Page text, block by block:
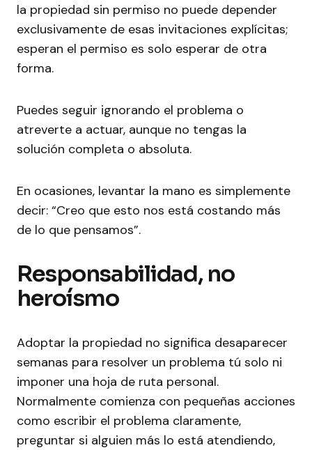
la propiedad sin permiso no puede depender
exclusivamente de esas invitaciones explícitas;
esperan el permiso es solo esperar de otra
forma.
Puedes seguir ignorando el problema o
atreverte a actuar, aunque no tengas la
solución completa o absoluta.
En ocasiones, levantar la mano es simplemente
decir: “Creo que esto nos está costando más
de lo que pensamos”.
Responsabilidad, no
heroísmo
Adoptar la propiedad no significa desaparecer
semanas para resolver un problema tú solo ni
imponer una hoja de ruta personal.
Normalmente comienza con pequeñas acciones
como escribir el problema claramente,
preguntar si alguien más lo está atendiendo,